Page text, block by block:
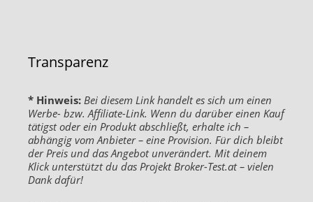
Transparenz
* Hinweis: Bei diesem Link handelt es sich um einen
Werbe- bzw. Affiliate-Link. Wenn du darüber einen Kauf
tätigst oder ein Produkt abschließt, erhalte ich –
abhängig vom Anbieter – eine Provision. Für dich bleibt
der Preis und das Angebot unverändert. Mit deinem
Klick unterstützt du das Projekt Broker-Test.at – vielen
Dank dafür!